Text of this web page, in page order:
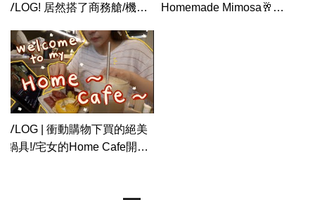
VLOG! 居然搭了商務艙/機上
【Vancouver Vlog EP2】
🇨🇦
Homemade Mimosa🥂
VLOG | 衝動購物下買的絕美
鍋具!/宅女的Home Cafe開張